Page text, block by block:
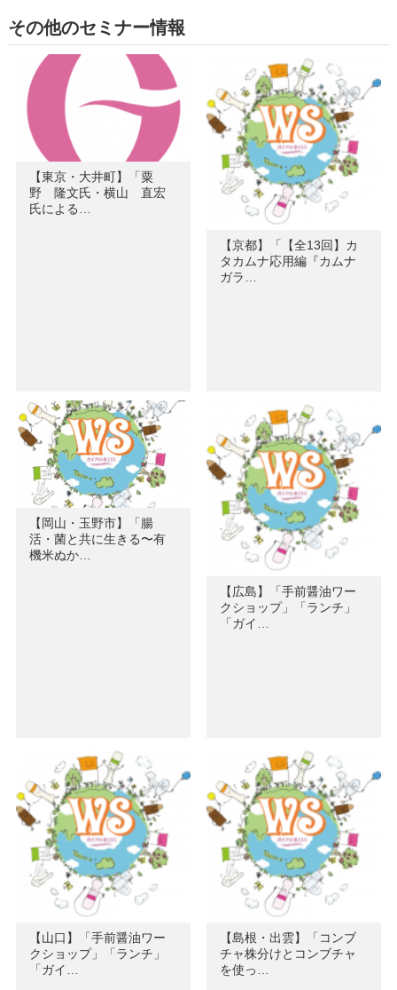
その他のセミナー情報
【東京・大井町】「粟
野 隆文氏・横山 直宏
氏による…
【京都】「【全13回】カ
タカムナ応用編『カムナ
ガラ…
【岡山・玉野市】「腸
活・菌と共に生きる〜有
機米ぬか…
【広島】「手前醤油ワー
クショップ」「ランチ」
「ガイ…
【山口】「手前醤油ワー
クショップ」「ランチ」
「ガイ…
【島根・出雲】「コンブ
チャ株分けとコンブチャ
を使っ…